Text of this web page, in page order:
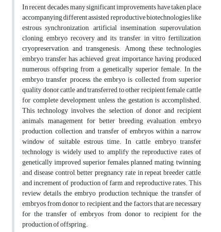
In recent decades, many significant improvements have taken place
accompanying different assisted reproductive biotechnologies like
estrous synchronization, artificial insemination, superovulation,
cloning, embryo recovery and its transfer, in vitro fertilization,
cryopreservation, and transgenesis. Among these technologies,
embryo transfer has achieved great importance having produced
numerous offspring from a genetically superior female. In the
embryo transfer process, the embryo is collected from superior
quality donor cattle and transferred to other recipient female cattle
for complete development unless the gestation is accomplished.
This technology involves the selection of donor and recipient
animals, management for better breeding evaluation, embryo
production, collection, and transfer of embryos within a narrow
window of suitable estrous time. In cattle, embryo transfer
technology is widely used to amplify the reproductive rates of
genetically improved superior females, planned mating, twinning,
and disease control, better pregnancy rate in repeat breeder cattle,
and increment of production of farm and reproductive rates. This
review details the embryo production technique, the transfer of
embryos from donor to recipient, and the factors that are necessary
for the transfer of embryos from donor to recipient for the
production of offspring.